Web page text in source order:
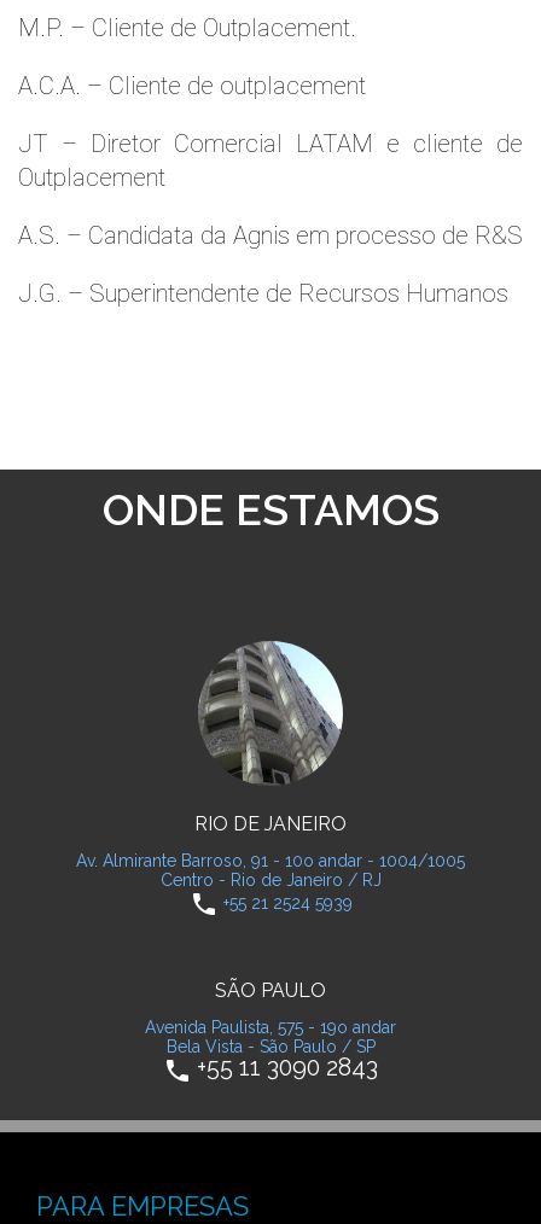
M.P. – Cliente de Outplacement.
A.C.A. – Cliente de outplacement
JT – Diretor Comercial LATAM e cliente de
Outplacement
A.S. – Candidata da Agnis em processo de R&S
J.G. – Superintendente de Recursos Humanos
ONDE ESTAMOS
RIO DE JANEIRO
Av. Almirante Barroso, 91 - 10o andar - 1004/1005
Centro - Rio de Janeiro / RJ
phone +55 21 2524 5939
SÃO PAULO
Avenida Paulista, 575 - 19o andar
Bela Vista - São Paulo / SP
phone +55 11 3090 2843
PARA EMPRESAS